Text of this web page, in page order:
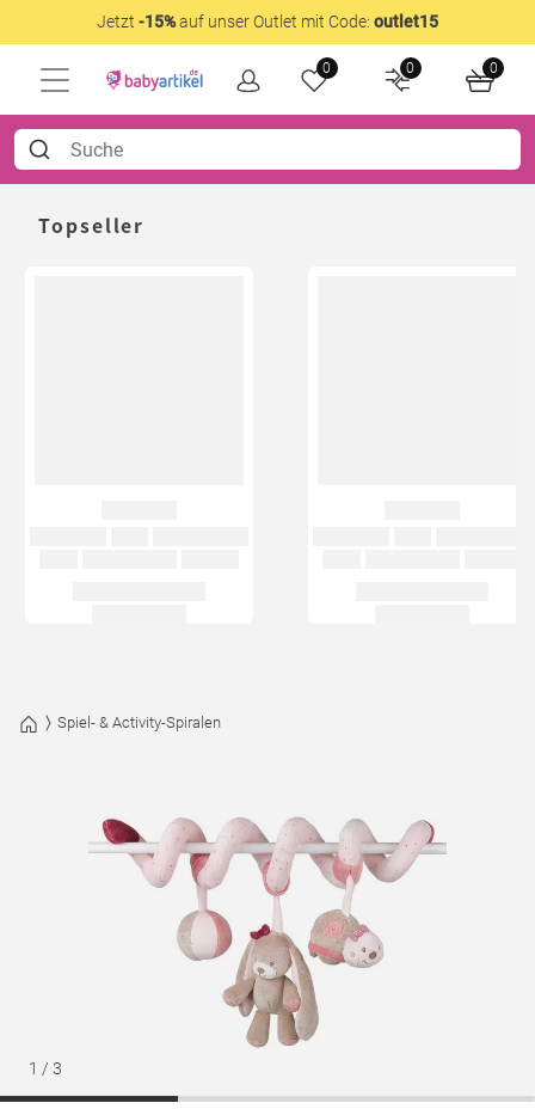
Jetzt -15%auf unser Outlet mit Code: outlet15
0 0 0
Topseller
Spiel- & Activity-Spiralen
1 / 3